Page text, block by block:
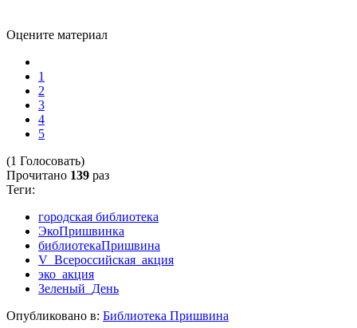
Оцените материал
1
2
3
4
5
(1 Голосовать)
Прочитано 139 раз
Теги:
городская библиотека
ЭкоПришвинка
библиотекаПришвина
V_Всероссийская_акция
эко_акция
Зеленый_День
Опубликовано в: Библиотека Пришвина